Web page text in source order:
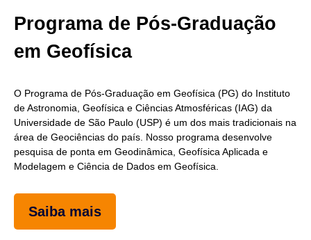
Programa de Pós-Graduação
em Geofísica
O Programa de Pós-Graduação em Geofísica (PG) do Instituto
de Astronomia, Geofísica e Ciências Atmosféricas (IAG) da
Universidade de São Paulo (USP) é um dos mais tradicionais na
área de Geociências do país. Nosso programa desenvolve
pesquisa de ponta em Geodinâmica, Geofísica Aplicada e
Modelagem e Ciência de Dados em Geofísica.
Saiba mais